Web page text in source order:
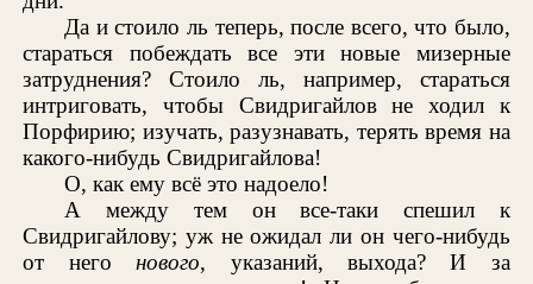
Да и стоило ль теперь, после всего, что было,
стараться побеждать все эти новые мизерные
затруднения? Стоило ль, например, стараться
интриговать, чтобы Свидригайлов не ходил к
Порфирию; изучать, разузнавать, терять время на
какого-нибудь Свидригайлова!
О, как ему всё это надоело!
А между тем он все-таки спешил к
Свидригайлову; уж не ожидал ли он чего-нибудь
от негонового, указаний, выхода? И за